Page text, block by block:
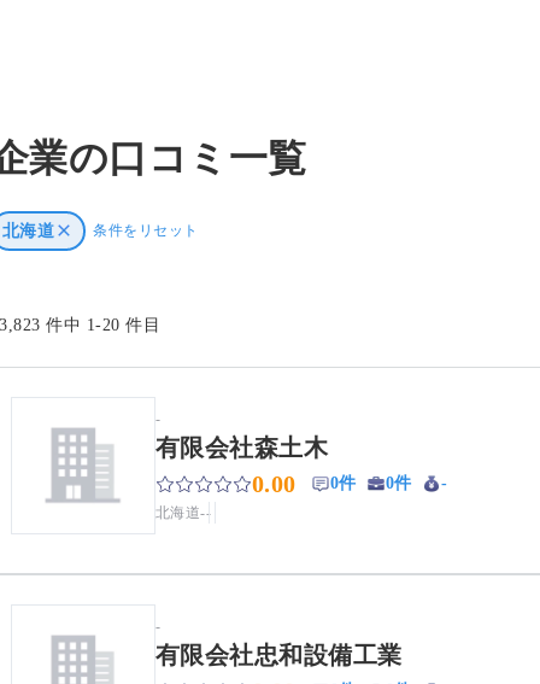
業の口コミ一覧
北海道 条件をリセット
件中 1-20 件目
-
有限会社森土木
0.00
0件 0件 -
北海道--
-
有限会社忠和設備工業